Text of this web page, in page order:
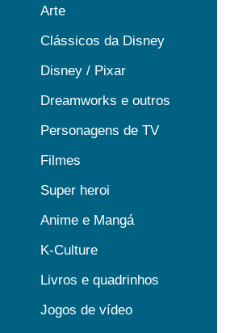
Arte
Clássicos da Disney
Disney / Pixar
Dreamworks e outros
Personagens de TV
Filmes
Super heroi
Anime e Mangá
K-Culture
Livros e quadrinhos
Jogos de vídeo